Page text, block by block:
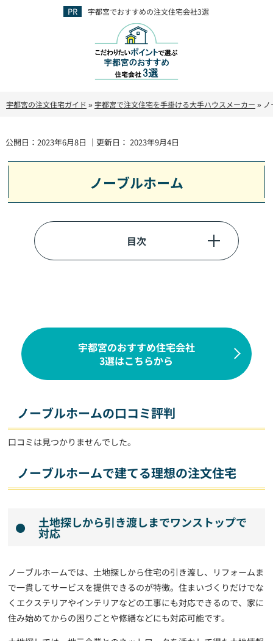
宇都宮でおすすめの注文住宅会社3選
宇都宮の注文住宅ガイド » 宇都宮で注文住宅を手掛ける大手ハウスメーカー »
公開日： 2023年6月8日 ｜更新日： 2023年9月4日
ノーブルホーム
目次
宇都宮のおすすめ住宅会社
3選はこちらから
ノーブルホームの口コミ評判
口コミは見つかりませんでした。
ノーブルホームで建てる理想の注文住宅
土地探しから引き渡しまでワンストップで
対応
ノーブルホームでは、土地探しから住宅の引き渡し、リフォームま
で一貫してサービスを提供できるのが特徴。住まいづくりだけでな
くエクステリアやインテリアなどの工事にも対応できるので、家に
住み始めてからの困りごとや修繕などにも対応可能です。